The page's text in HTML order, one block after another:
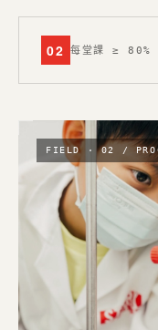
02 每堂課 ≥ 80%